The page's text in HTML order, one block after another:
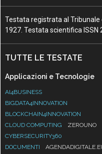
Testata registrata al
1927. Testata scientifica ISSN
TUTTE LE TESTATE
Applicazioni e Tecnologie
AI4BUSINESS
BIGDATA4INNOVATION
BLOCKCHAIN4INNOVATION
CLOUD COMPUTING
ZEROUNO
CYBERSECURITY360
DOCUMENTI